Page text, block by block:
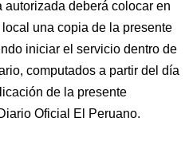
autorizada deberá colocar en
una copia de la presente
iniciar el servicio dentro de
computados a partir del día
de la presente
Oficial El Peruano.